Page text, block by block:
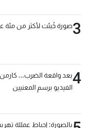
3صورة خُبئت لأكثر من مئة
4بعد واقعة الضرب...
الفيديو برسم المعنيين
بالصورة: إحباط عمليّة